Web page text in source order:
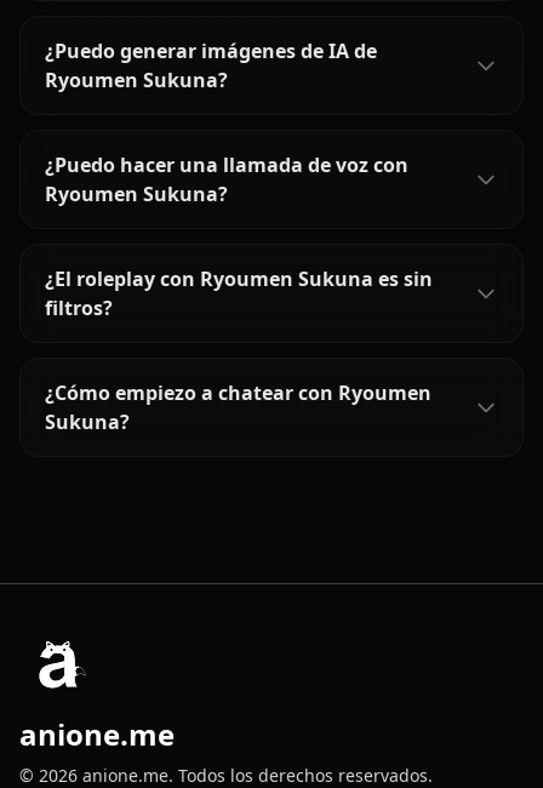
¿Puedo generar imágenes de IA de
Ryoumen Sukuna?
¿Puedo hacer una llamada de voz con
Ryoumen Sukuna?
¿El roleplay con Ryoumen Sukuna es sin
filtros?
¿Cómo empiezo a chatear con Ryoumen
Sukuna?
anione.me
© 2026 anione.me. Todos los derechos reservados.